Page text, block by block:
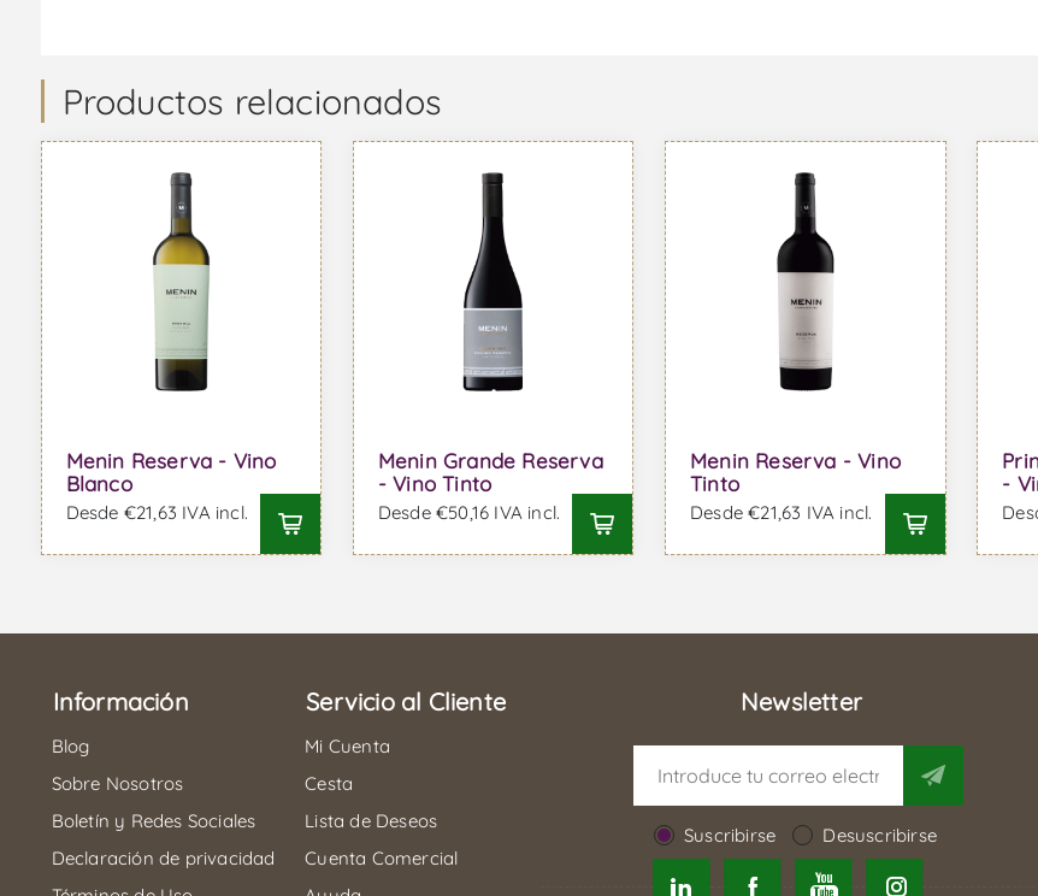
Productos relacionados
Menin Reserva - Vino
Blanco
Desde €21,63 IVA incl.
Menin Grande Reserva
- Vino Tinto
Desde €50,16 IVA incl.
Menin Reserva - Vino
Tinto
Desde €21,63 IVA incl.
-
Información
Blog
Sobre Nosotros
Boletín y Redes Sociales
Declaración de privacidad
Servicio al Cliente
Mi Cuenta
Cesta
Lista de Deseos
Cuenta Comercial
Newsletter
Suscribirse Desuscribirse